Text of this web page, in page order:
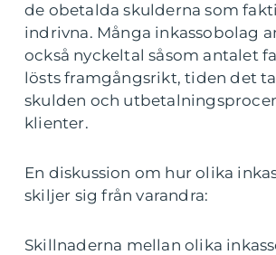
de obetalda skulderna som
indrivna. Många inkassobolag
också nyckeltal såsom antalet
lösts framgångsrikt, tiden det
skulden och
klienter.
En diskussion om hur olika
skiljer sig från varandra:
Skillnaderna mellan olika